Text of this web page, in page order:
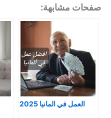
c
b
o
o
k
ai
l
s
s
e
n
g
er
A
p
p
صفحات مشابهة:
العمل في المانيا 2025